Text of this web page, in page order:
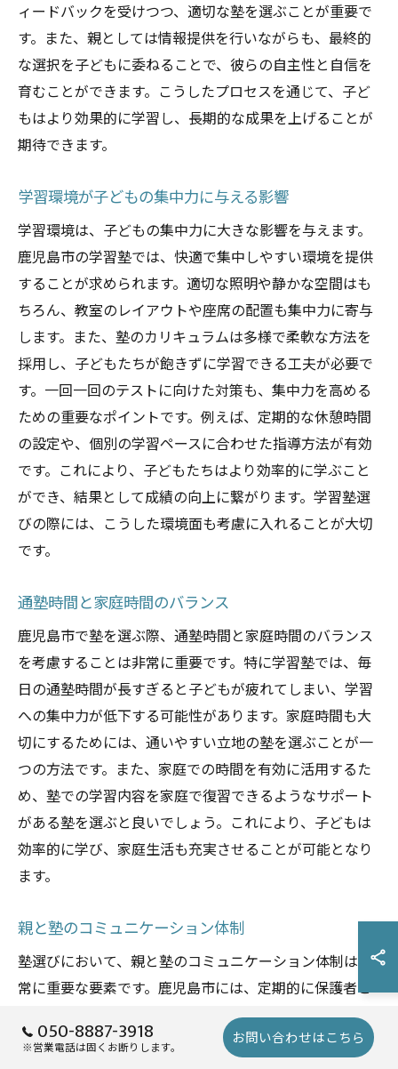
ィードバックを受けつつ、適切な塾を選ぶことが重要で
す。また、親としては情報提供を行いながらも、最終的
な選択を子どもに委ねることで、彼らの自主性と自信を
育むことができます。こうしたプロセスを通じて、子ど
もはより効果的に学習し、長期的な成果を上げることが
期待できます。
学習環境が子どもの集中力に与える影響
学習環境は、子どもの集中力に大きな影響を与えます。
鹿児島市の学習塾では、快適で集中しやすい環境を提供
することが求められます。適切な照明や静かな空間はも
ちろん、教室のレイアウトや座席の配置も集中力に寄与
します。また、塾のカリキュラムは多様で柔軟な方法を
採用し、子どもたちが飽きずに学習できる工夫が必要で
す。一回一回のテストに向けた対策も、集中力を高める
ための重要なポイントです。例えば、定期的な休憩時間
の設定や、個別の学習ペースに合わせた指導方法が有効
です。これにより、子どもたちはより効率的に学ぶこと
ができ、結果として成績の向上に繋がります。学習塾選
びの際には、こうした環境面も考慮に入れることが大切
です。
通塾時間と家庭時間のバランス
鹿児島市で塾を選ぶ際、通塾時間と家庭時間のバランス
を考慮することは非常に重要です。特に学習塾では、毎
日の通塾時間が長すぎると子どもが疲れてしまい、学習
への集中力が低下する可能性があります。家庭時間も大
切にするためには、通いやすい立地の塾を選ぶことが一
つの方法です。また、家庭での時間を有効に活用するた
め、塾での学習内容を家庭で復習できるようなサポート
がある塾を選ぶと良いでしょう。これにより、子どもは
効率的に学び、家庭生活も充実させることが可能となり
ます。
親と塾のコミュニケーション体制
塾選びにおいて、親と塾のコミュニケーション体制は非
常に重要な要素です。鹿児島市には、定期的に保護者と
の面談を設けている塾が多く、これらの塾では家庭と塾
が一体となって子どもの成績向上を目指しており、テス
050-8887-3918
※営業電話は固くお断りします。 お問い合わせはこちら